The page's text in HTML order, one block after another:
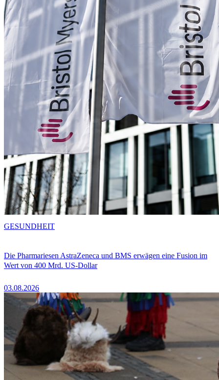
Die Pharmariesen AstraZeneca und BMS erwägen eine Fusion im
Wert von 400 Mrd. US-Dollar
03.08.2026
GESUNDHEIT